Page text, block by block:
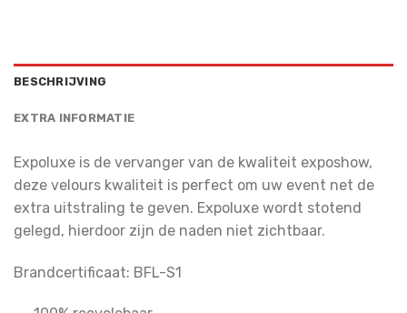
BESCHRIJVING
EXTRA INFORMATIE
Expoluxe is de vervanger van de kwaliteit exposhow,
deze velours kwaliteit is perfect om uw event net de
extra uitstraling te geven. Expoluxe wordt stotend
gelegd, hierdoor zijn de naden niet zichtbaar.
Brandcertificaat: BFL-S1